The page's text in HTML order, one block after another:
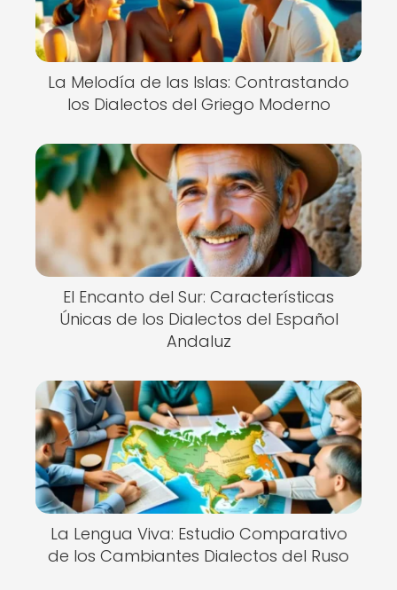
La Melodía de las Islas: Contrastando
los Dialectos del Griego Moderno
El Encanto del Sur: Características
Únicas de los Dialectos del Español
Andaluz
La Lengua Viva: Estudio Comparativo
de los Cambiantes Dialectos del Ruso